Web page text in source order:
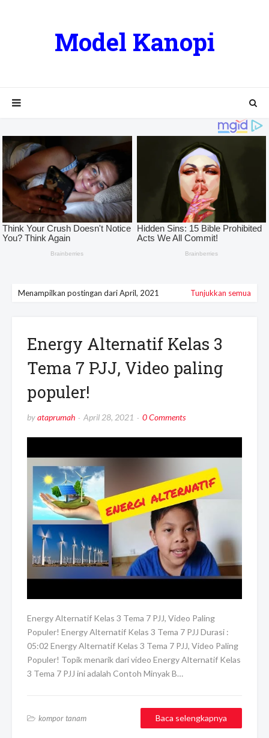
Model Kanopi
Menampilkan postingan dari April, 2021 Tunjukkan semua
Energy Alternatif Kelas 3
Tema 7 PJJ, Video paling
populer!
byataprumah April 28, 2021 0 Comments
Energy Alternatif Kelas 3 Tema 7 PJJ, Video Paling
Populer! Energy Alternatif Kelas 3 Tema 7 PJJ Durasi :
05:02 Energy Alternatif Kelas 3 Tema 7 PJJ, Video Paling
Populer! Topik menarik dari video Energy Alternatif Kelas
3 Tema 7 PJJ ini adalah Contoh Minyak B…
kompor tanam Baca selengkapnya